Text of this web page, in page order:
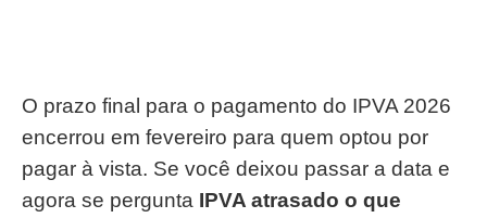
O prazo final para o pagamento do IPVA 2026
encerrou em fevereiro para quem optou por
pagar à vista. Se você deixou passar a data e
agora se pergunta IPVA atrasado o que